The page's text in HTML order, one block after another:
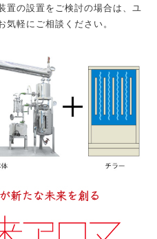
置の設置をご検討の場合は、ユ
気軽にご相談ください。